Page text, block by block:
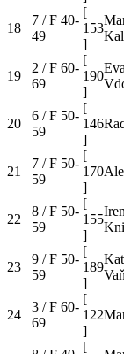
18
7 / F 40-
49
[
153
]
19
2 / F 60-
69
[
190
]
Eva
20
6 / F 50-
59
[
146
]
21
7 / F 50-
59
[
170
]
22
8 / F 50-
59
[
155
]
23
9 / F 50-
59
[
189
]
24
3 / F 60-
69
[
122
]
[